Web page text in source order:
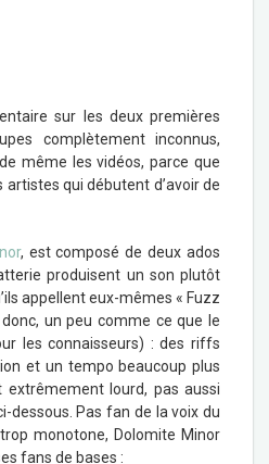
sur les deux premières
complètement inconnus,
même les vidéos, parce que
artistes qui débutent d’avoir de
, est composé de deux ados
produisent un son plutôt
appellent eux-mêmes « Fuzz
un peu comme ce que le
les connaisseurs) : des riffs
et un tempo beaucoup plus
extrêmement lourd, pas aussi
dessous. Pas fan de la voix du
monotone, Dolomite Minor
fans de bases :